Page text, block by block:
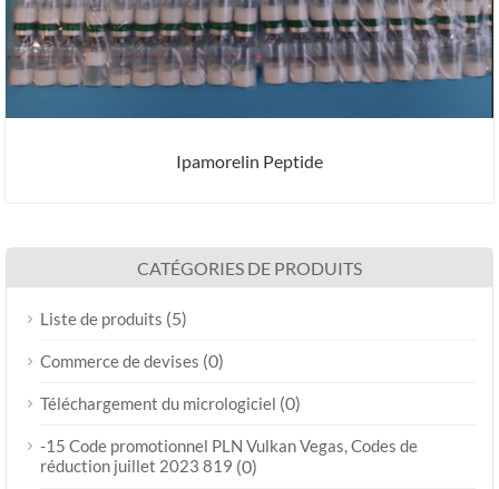
Ipamorelin Peptide
CATÉGORIES DE PRODUITS
Liste de produits (5)
Commerce de devises (0)
Téléchargement du micrologiciel (0)
-15 Code promotionnel PLN Vulkan Vegas, Codes de
réduction juillet 2023 819 (0)